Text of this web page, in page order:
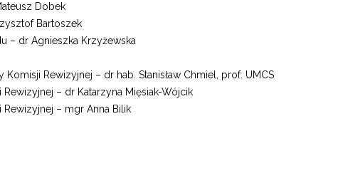
Dobek
Bartoszek
– dr Agnieszka Krzyżewska
Komisji Rewizyjnej – dr hab. Stanisław Chmiel, prof. UMCS
Rewizyjnej – dr Katarzyna Mięsiak-Wójcik
Rewizyjnej – mgr Anna Bilik